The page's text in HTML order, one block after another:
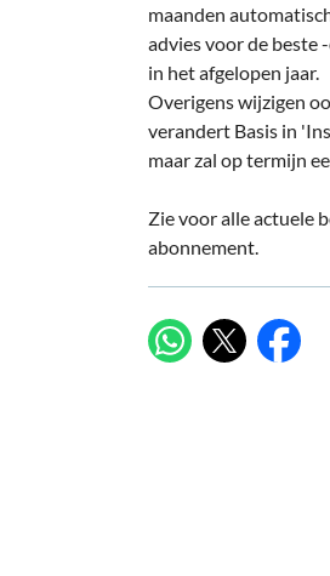
maanden
advies voor de beste
in het afgelopen jaar.
Overigens wijzigen
verandert Basis in
maar zal op termijn
Zie voor alle actuele
abonnement.